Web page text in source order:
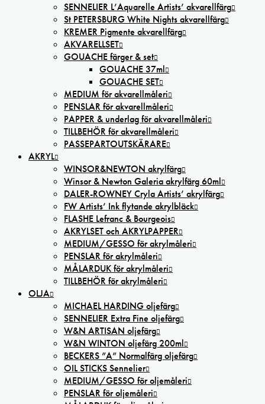
SENNELIER L’Aquarelle Artists’ akvarellfärg
St PETERSBURG White Nights akvarellfärg
KREMER Pigmente akvarellfärg
AKVARELLSET
GOUACHE färger & set
GOUACHE 37ml
GOUACHE SET
MEDIUM för akvarellmåleri
PENSLAR för akvarellmåleri
PAPPER & underlag för akvarellmåleri
TILLBEHÖR för akvarellmåleri
PASSEPARTOUTSKÄRARE
AKRYL
WINSOR&NEWTON akrylfärg
Winsor & Newton Galeria akrylfärg 60ml
DALER-ROWNEY Cryla Artists’ akrylfärg
FW Artists’ Ink flytande akrylbläck
FLASHE Lefranc & Bourgeois
AKRYLSET och AKRYLPAPPER
MEDIUM/GESSO för akrylmåleri
PENSLAR för akrylmåleri
MÅLARDUK för akrylmåleri
TILLBEHÖR för akrylmåleri
OLJA
MICHAEL HARDING oljefärg
SENNELIER Extra Fine oljefärg
W&N ARTISAN oljefärg
W&N WINTON oljefärg 200ml
BECKERS ”A” Normalfärg oljefärg
OIL STICKS Sennelier
MEDIUM/GESSO för oljemåleri
PENSLAR för oljemåleri